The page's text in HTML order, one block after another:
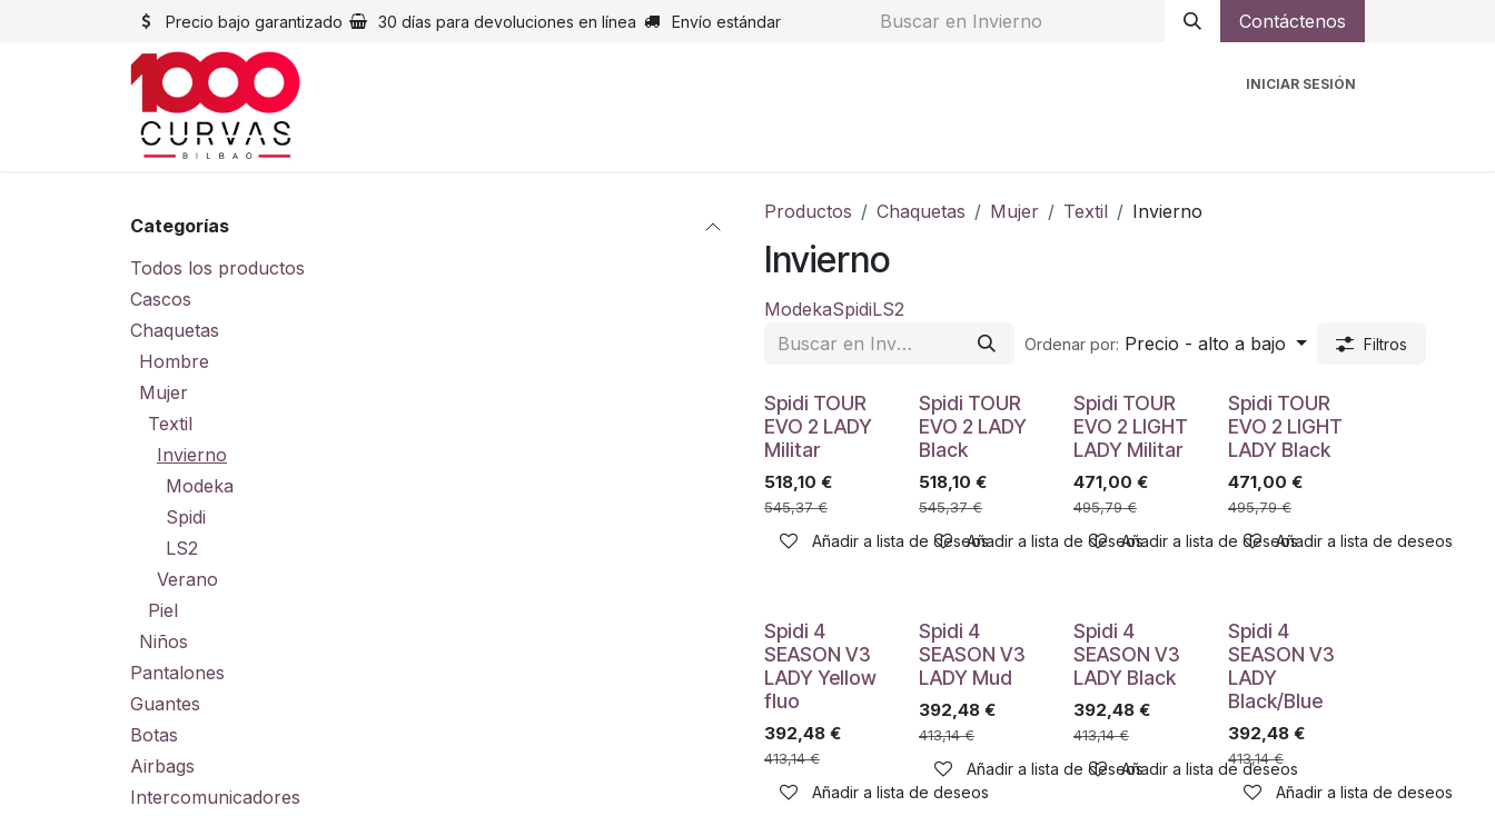
Precio bajo garantizado 30 días para devoluciones en línea Envío estándar Contáctenos
INICIAR SESIÓN
Categorías
Todos los productos
Cascos
Chaquetas
Hombre
Mujer
Textil
Invierno
Modeka
Spidi
LS2
Verano
Piel
Niños
Pantalones
Guantes
Botas
Airbags
Intercomunicadores
Productos Chaquetas Mujer Textil Invierno
Invierno
ModekaSpidiLS2
Ordenar por: Precio - alto a bajo Filtros
Spidi TOUR
EVO 2 LADY
Militar
518,10 €
545,37€
Añadir a lista de deseos
Spidi TOUR
EVO 2 LADY
Black
518,10 €
545,37€
Añadir a lista de deseos
Spidi TOUR
EVO 2 LIGHT
LADY Militar
471,00 €
495,79€
Añadir a lista de deseos
Spidi TOUR
EVO 2 LIGHT
LADY Black
471,00 €
495,79€
Añadir a lista de deseos
Spidi 4
SEASON V3
LADY Yellow
fluo
392,48 €
413,14€
Añadir a lista de deseos
Spidi 4
SEASON V3
LADY Mud
392,48€
413,14€
Añadir a lista de deseos
Spidi 4
SEASON V3
LADY Black
392,48€
413,14€
Añadir a lista de deseos
Spidi 4
SEASON V3
LADY
Black/Blue
392,48€
413,14€
Añadir a lista de deseos